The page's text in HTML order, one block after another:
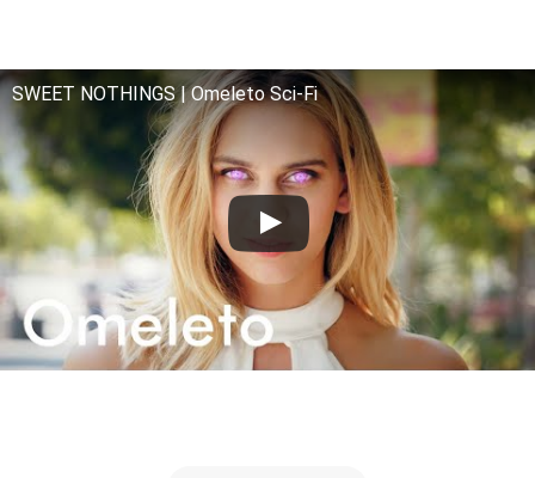
SWEET NOTHINGS | Omeleto Sci-Fi